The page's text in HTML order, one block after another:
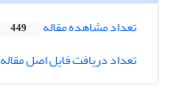
تعداد مشاهده مقاله 449
تعداد دریافت فایل اصل مقاله